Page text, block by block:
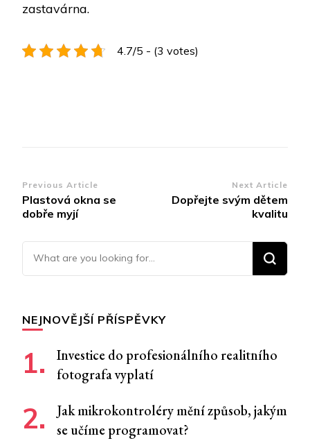
zastavárna.
4.7/5 - (3 votes)
Post
Navigation
Previous Article
Plastová okna se
dobře myjí
Next Article
Dopřejte svým dětem
kvalitu
Looking for Something?
NEJNOVĚJŠÍ PŘÍSPĚVKY
Investice do profesionálního realitního
fotografa vyplatí
Jak mikrokontroléry mění způsob, jakým
se učíme programovat?